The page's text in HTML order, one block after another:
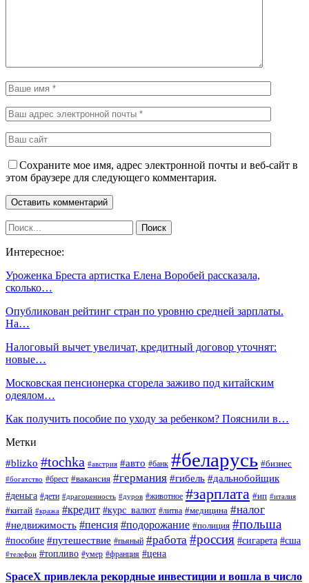
Сохраните мое имя, адрес электронной почты и веб-сайт в
этом браузере для следующего комментария.
Интересное:
Уроженка Бреста артистка Елена Воробей рассказала,
сколько…
Опубликован рейтинг стран по уровню средней зарплаты.
На…
Налоговый вычет увеличат, кредитный договор уточнят:
новые…
Московская пенсионерка сгорела заживо под китайским
одеялом…
Как получить пособие по уходу за ребенком? Пояснили в…
Метки
#blizko #tochka #австрия #авто #банк #беларусь #бизнес
#богатство #брест #вакансия #германия #гибель #дальнобойщик
#деньга #дети #драгоценность #дуров #животное #зарплата #ип #италия
#китай #кража #кредит #курс_валют #литва #медицина #налог
#недвижимость #пенсия #подорожание #полиция #польша
#пособие #путешествие #пьяный #работа #россия #сигарета #сша
#телефон #топливо #умер #франция #цена
SpaceX привлекла рекордные инвестиции и вошла в число